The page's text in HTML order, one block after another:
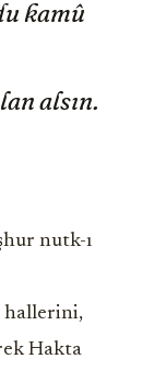
kamû
alsın.
nutk-ı
hallerini,
Hakta